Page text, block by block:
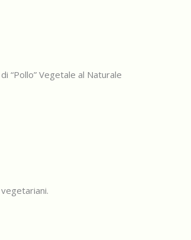
“Pollo” Vegetale al Naturale